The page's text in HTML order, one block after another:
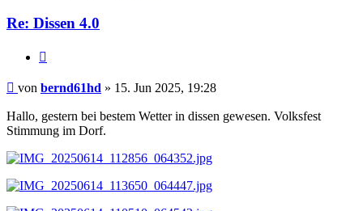
Re: Dissen 4.0
Beitrag
von bernd61hd » 15. Jun 2025, 19:28
Hallo, gestern bei bestem Wetter in dissen gewesen. Volksfest
Stimmung im Dorf.